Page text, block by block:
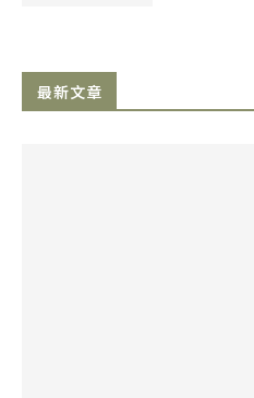
最新文章